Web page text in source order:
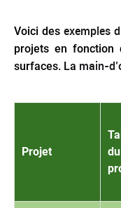
Voici des exemples
projets en fonction
surfaces. La main-
Projet
du